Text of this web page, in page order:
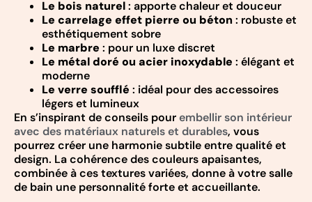
Le bois naturel: apporte chaleur et douceur
Le carrelage effet pierre ou béton: robuste et
esthétiquement sobre
Le marbre : pour un luxe discret
Le métal doré ou acier inoxydable : élégant et
moderne
Le verre soufflé : idéal pour des accessoires
légers et lumineux
En s’inspirant de conseils pourembellir son intérieur
avec des matériaux naturels et durables, vous
pourrez créer une harmonie subtile entre qualité et
design. La cohérence des couleurs apaisantes,
combinée à ces textures variées, donne à votre salle
de bain une personnalité forte et accueillante.